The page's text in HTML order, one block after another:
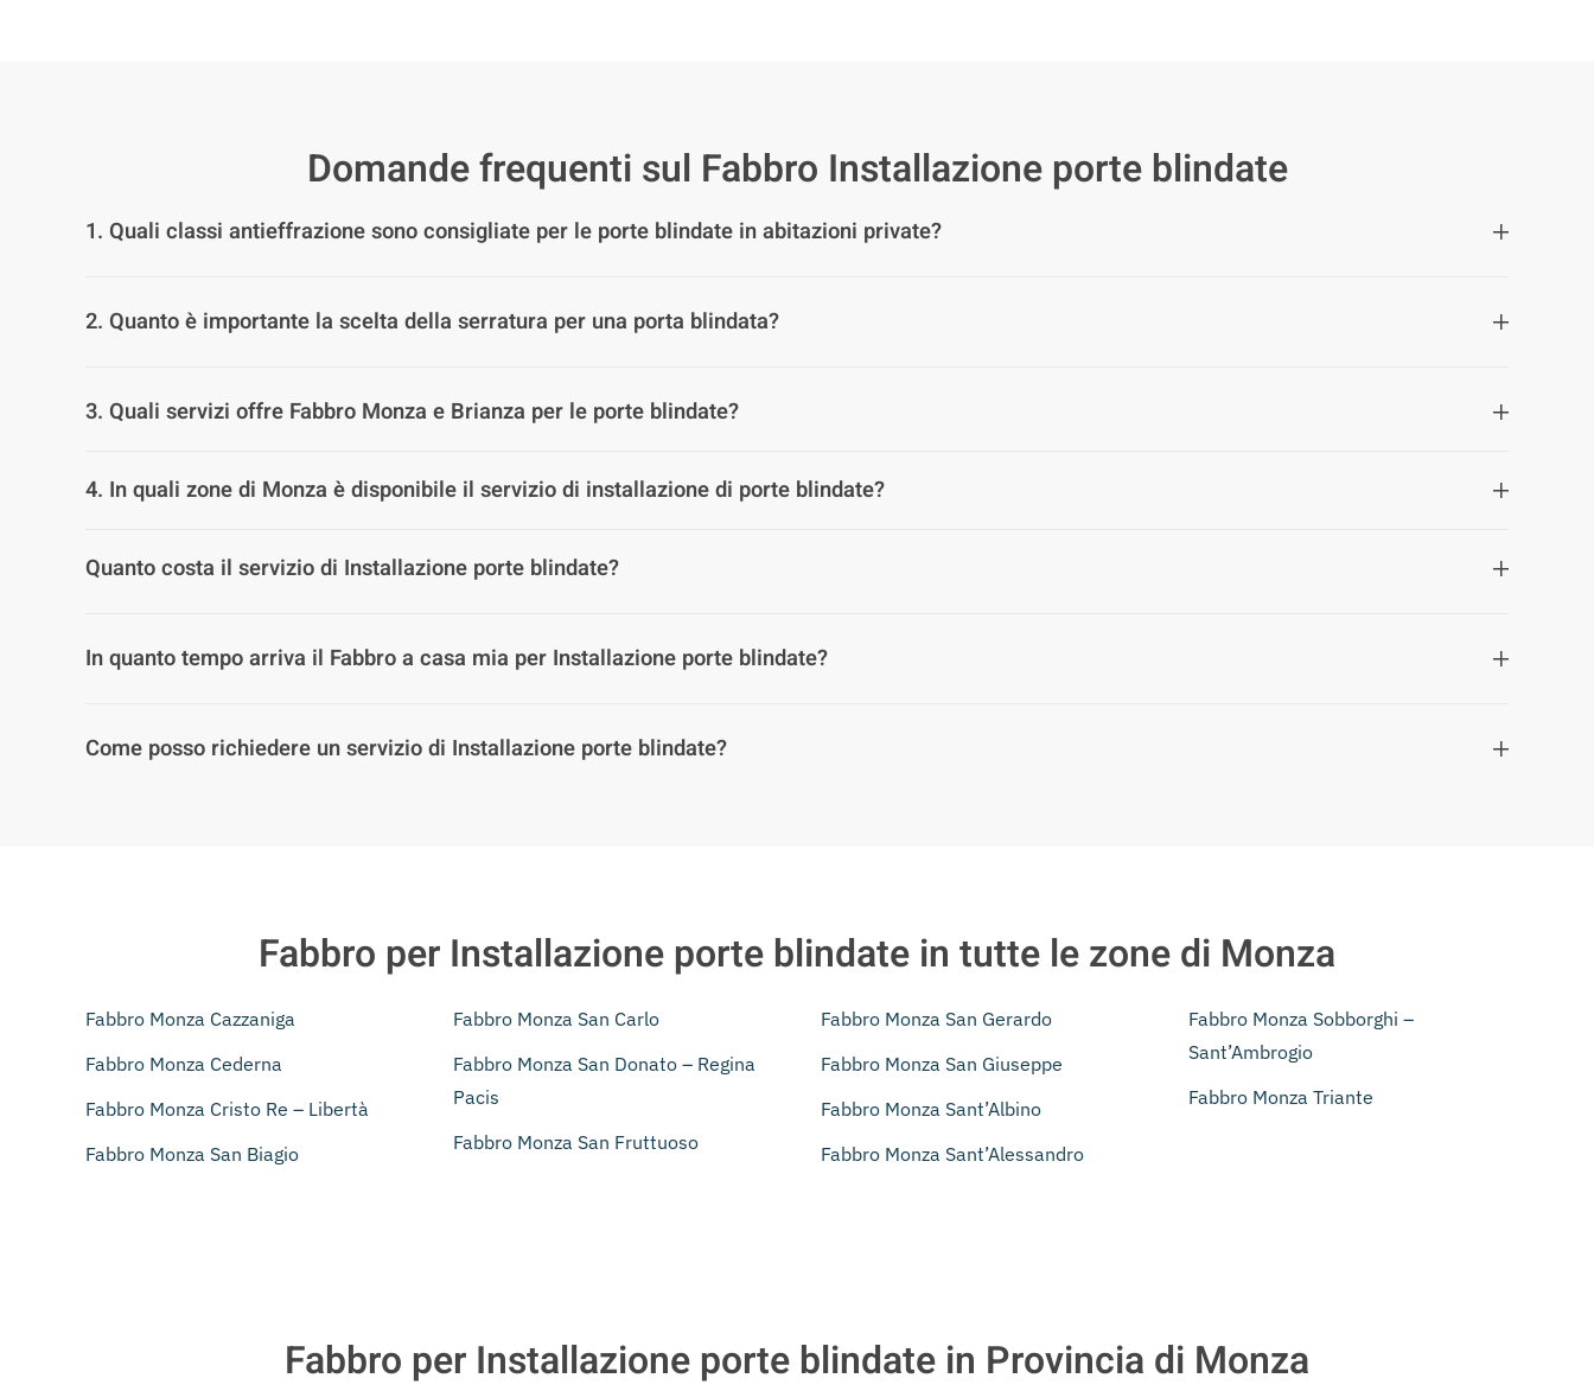
Domande frequenti sul Fabbro Installazione porte blindate
1. Quali classi antieffrazione sono consigliate per le porte blindate in abitazioni private?
2. Quanto è importante la scelta della serratura per una porta blindata?
3. Quali servizi offre Fabbro Monza e Brianza per le porte blindate?
4. In quali zone di Monza è disponibile il servizio di installazione di porte blindate?
Quanto costa il servizio di Installazione porte blindate?
In quanto tempo arriva il Fabbro a casa mia per Installazione porte blindate?
Come posso richiedere un servizio di Installazione porte blindate?
Fabbro per Installazione porte blindate in tutte le zone di Monza
Fabbro Monza Cazzaniga
Fabbro Monza Cederna
Fabbro Monza Cristo Re – Libertà
Fabbro Monza San Biagio
Fabbro Monza San Carlo
Fabbro Monza San Donato – Regina
Pacis
Fabbro Monza San Fruttuoso
Fabbro Monza San Gerardo
Fabbro Monza San Giuseppe
Fabbro Monza Sant’Albino
Fabbro Monza Sant’Alessandro
Fabbro Monza Sobborghi –
Sant’Ambrogio
Fabbro Monza Triante
Fabbro per Installazione porte blindate in Provincia di Monza